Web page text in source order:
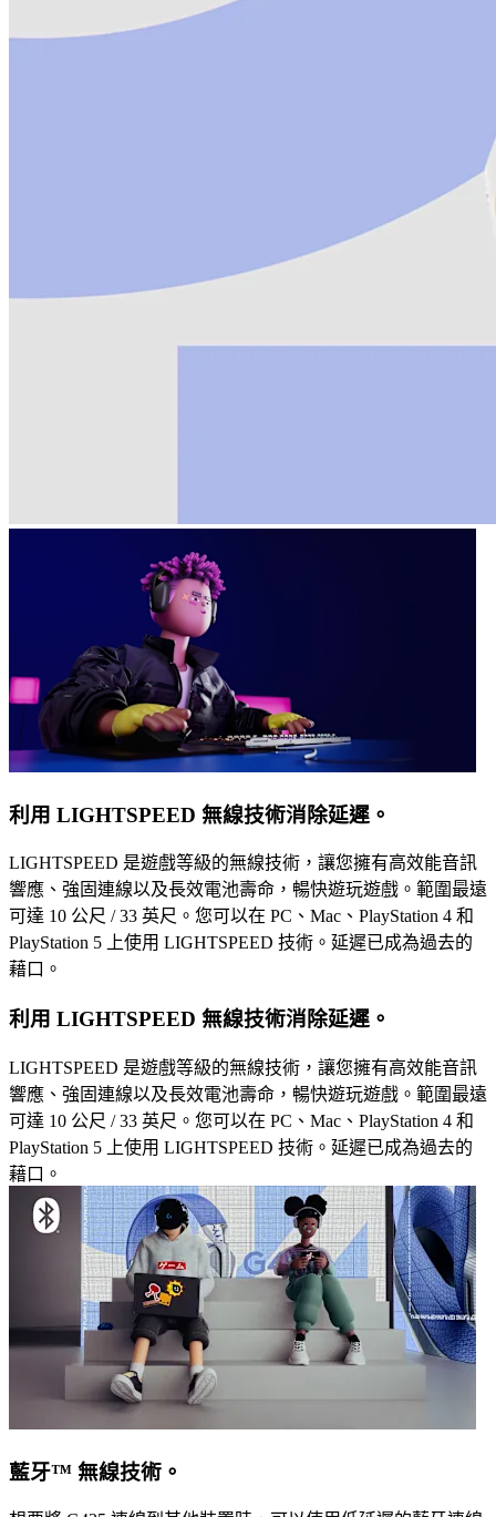
利用 LIGHTSPEED 無線技術消除延遲。
LIGHTSPEED 是遊戲等級的無線技術，讓您擁有高效能音訊
響應、強固連線以及長效電池壽命，暢快遊玩遊戲。範圍最遠
可達 10 公尺 / 33 英尺。您可以在 PC、Mac、PlayStation 4 和
PlayStation 5 上使用 LIGHTSPEED 技術。延遲已成為過去的
藉口。
利用 LIGHTSPEED 無線技術消除延遲。
LIGHTSPEED 是遊戲等級的無線技術，讓您擁有高效能音訊
響應、強固連線以及長效電池壽命，暢快遊玩遊戲。範圍最遠
可達 10 公尺 / 33 英尺。您可以在 PC、Mac、PlayStation 4 和
PlayStation 5 上使用 LIGHTSPEED 技術。延遲已成為過去的
藉口。
藍牙™ 無線技術。